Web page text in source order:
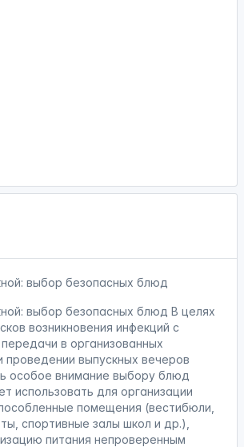
выбор безопасных блюд
выбор безопасных блюд В целях
возникновения инфекций с
в организованных
проведении выпускных вечеров
особое внимание выбору блюд
использовать для организации
помещения (вестибюли,
спортивные залы школ и др.),
питания непроверенным